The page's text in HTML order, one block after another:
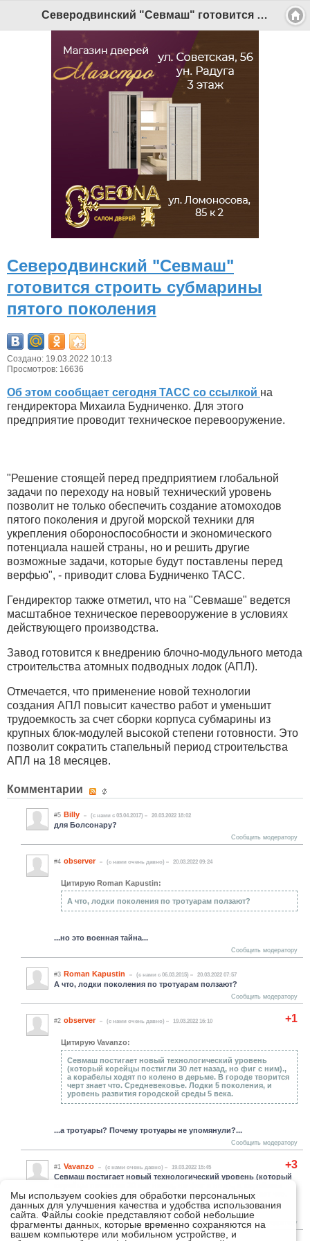
Северодвинский "Севмаш" готовится строить субмарины пятого поколения - Беломорканал Северодвинск tv29.ru
Северодвинский "Севмаш"
готовится строить субмарины
пятого поколения
Создано: 19.03.2022 10:13
Просмотров: 16636
Об этом сообщает сегодня ТАСС со ссылкой на
гендиректора Михаила Будниченко. Для этого
предприятие проводит техническое перевооружение.
"Решение стоящей перед предприятием глобальной
задачи по переходу на новый технический уровень
позволит не только обеспечить создание атомоходов
пятого поколения и другой морской техники для
укрепления обороноспособности и экономического
потенциала нашей страны, но и решить другие
возможные задачи, которые будут поставлены перед
верфью", - приводит слова Будниченко ТАСС.
Гендиректор также отметил, что на "Севмаше" ведется
масштабное техническое перевооружение в условиях
действующего производства.
Завод готовится к внедрению блочно-модульного метода
строительства атомных подводных лодок (АПЛ).
Отмечается, что применение новой технологии
создания АПЛ повысит качество работ и уменьшит
трудоемкость за счет сборки корпуса субмарины из
крупных блок-модулей высокой степени готовности. Это
позволит сократить стапельный период строительства
АПЛ на 18 месяцев.
Комментарии
#5 Billy (c нами с 03.04.2017) 20.03.2022 18:02
для Болсонару?
Сообщить модератору
#4 observer (c нами очень давно) 20.03.2022 09:24
Цитирую Roman Kapustin:
А что, лодки поколения по тротуарам ползают?
...но это военная тайна...
Сообщить модератору
#3 Roman Kapustin (c нами с 06.03.2015) 20.03.2022 07:57
А что, лодки поколения по тротуарам ползают?
Сообщить модератору
+1
#2 observer (c нами очень давно) 19.03.2022 16:10
Цитирую Vavanzo:
Севмаш постигает новый технологический уровень
(который корейцы постигли 30 лет назад, но фиг с ним).,
а корабелы ходят по колено в дерьме. В городе творится
черт знает что. Средневековье. Лодки 5 поколения, и
уровень развития городской среды 5 века.
...а тротуары? Почему тротуары не упомянули?...
Сообщить модератору
+3
#1 Vavanzo (c нами очень давно) 19.03.2022 15:45
Севмаш постигает новый технологический уровень (который
ходят по колено в дерьме. В городе творится черт знает что.
Средневековье. Лодки 5 поколения, и уровень развития
городской среды 5 века.
Сообщить модератору
Версия для мобильных
Версия для ПК
© 2026 Беломорканал Северодвинск tv29.ru
is Free Software released under the GNU General Public
License.
Mobile version by
Mobile Joomla!
Desktop Version
СИ "Информационное агентство "Беломорканал" регистрационный номер ЭЛ № ФС77-77001 от 08.11.2019,
выдан Федеральной службой по надзору в сфере связи, информационных технологий и массовых
коммуникаций (Роскомнадзор). Учредитель: ООО "ТВ29". Главный редактор: Рудалев А.Г.
Беломорканал - новостной сайт Архангельской области: новости Северодвинска, новости поморья,
Все права на материалы, опубликованные на сайте, защищены в соответствии с российским и
международным законодательством об авторском праве и смежных правах.
При любом использовании текстовых, аудио-, фото- и видеоматериалов ссылка на www.tv29.ru обязательна.
При цитировании информации гиперссылка на www.tv29.ru обязательна. Использование материалов ИА
«Беломорканал» в коммерческих целях без письменного разрешения агентства не допускается. 18+
Мы используем cookies для обработки персональных
данных для улучшения качества и удобства использования
сайта. Файлы cookie представляют собой небольшие
фрагменты данных, которые временно сохраняются на
вашем компьютере или мобильном устройстве, и